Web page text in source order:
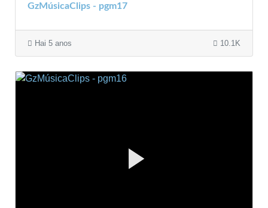
GzMúsicaClips - pgm17
Hai 5 anos 10.1K